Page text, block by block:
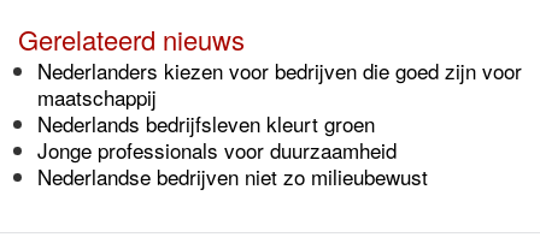
Gerelateerd nieuws
Nederlanders kiezen voor bedrijven die goed zijn voor
maatschappij
Nederlands bedrijfsleven kleurt groen
Jonge professionals voor duurzaamheid
Nederlandse bedrijven niet zo milieubewust